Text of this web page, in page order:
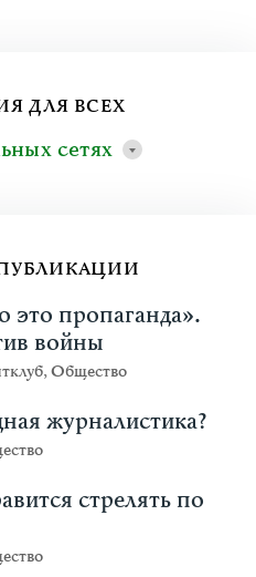
это пропаганда».
войны
,Общество
журналистика?
стрелять по
ДЛЯ ВСЕХ
сетях